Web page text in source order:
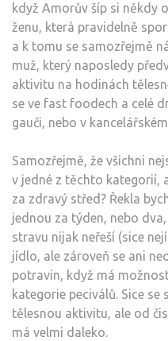
když Amorův šíp si někdy
ženu, která pravidelně
a k tomu se samozřejmě
muž, který naposledy
aktivitu na hodinách
se ve fast foodech a celé
gauči, nebo v
Samozřejmě, že všichni
v jedné z těchto kategorií,
za zdravý střed? Řekla
jednou za týden, nebo
stravu nijak neřeší (sice
jídlo, ale zároveň se ani
potravin, když má
kategorie peciválů. Sice se
tělesnou aktivitu, ale od
má velmi daleko.